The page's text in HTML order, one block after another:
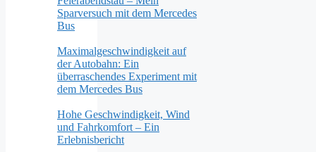
Sparversuch mit dem Mercedes
Bus
Maximalgeschwindigkeit auf
der Autobahn: Ein
überraschendes Experiment mit
dem Mercedes Bus
Hohe Geschwindigkeit, Wind
und Fahrkomfort – Ein
Erlebnisbericht